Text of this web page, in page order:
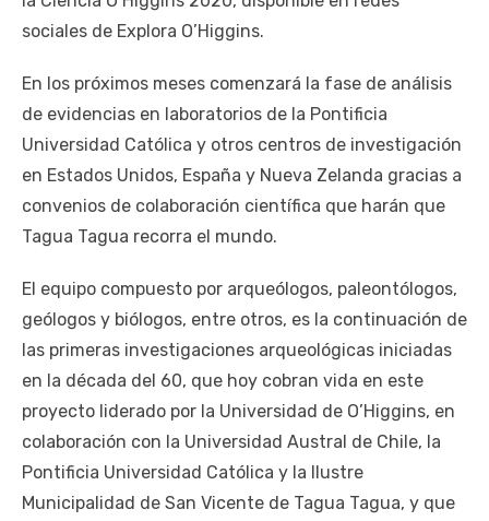
sociales de Explora O’Higgins.
En los próximos meses comenzará la fase de análisis
de evidencias en laboratorios de la Pontificia
Universidad Católica y otros centros de investigación
en Estados Unidos, España y Nueva Zelanda gracias a
convenios de colaboración científica que harán que
Tagua Tagua recorra el mundo.
El equipo compuesto por arqueólogos, paleontólogos,
geólogos y biólogos, entre otros, es la continuación de
las primeras investigaciones arqueológicas iniciadas
en la década del 60, que hoy cobran vida en este
proyecto liderado por la Universidad de O’Higgins, en
colaboración con la Universidad Austral de Chile, la
Pontificia Universidad Católica y la Ilustre
Municipalidad de San Vicente de Tagua Tagua, y que